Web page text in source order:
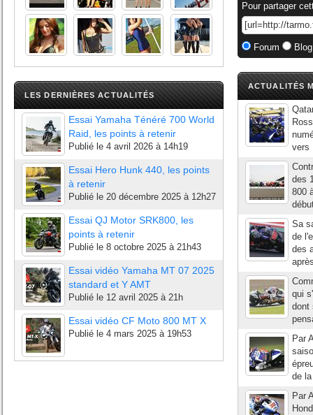
LES DERNIÈRES ACTUALITÉS
Essai Yamaha Ténéré 700 World
Raid, les points à retenir
Publié le 4 avril 2026 à 14h19
Essai Hero Hunk 440, les points
à retenir
Publié le 20 décembre 2025 à 12h27
Essai QJ Motor SRK800, les
points à retenir
Publié le 8 octobre 2025 à 21h43
Essai vidéo Yamaha MT 07 2025
standard et Y AMT
Publié le 12 avril 2025 à 21h
Essai vidéo CF Moto 800 MT X
Publié le 4 mars 2025 à 19h53
Pour partager
Forum
ACTUALITÉS
vers
des
800
Sa
de
des
qui
dont
Par
de
Par